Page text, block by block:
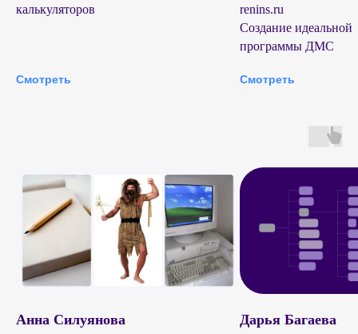
калькуляторов
Смотреть
renins.ru
Создание идеальной
программы ДМС
Смотреть
Анна Силуянова Дарья Багаева